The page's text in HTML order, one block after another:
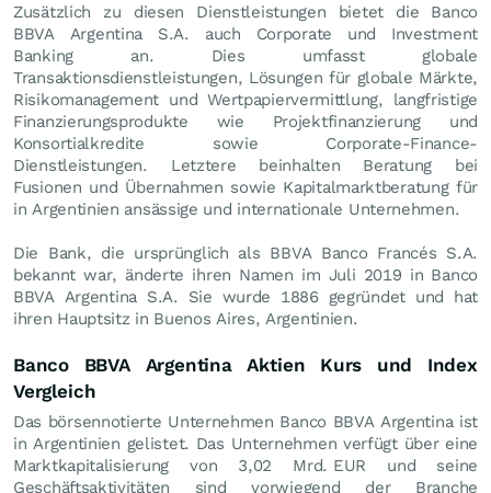
Zusätzlich zu diesen Dienstleistungen bietet die Banco
BBVA Argentina S.A. auch Corporate und Investment
Banking an. Dies umfasst globale
Transaktionsdienstleistungen, Lösungen für globale Märkte,
Risikomanagement und Wertpapiervermittlung, langfristige
Finanzierungsprodukte wie Projektfinanzierung und
Konsortialkredite sowie Corporate-Finance-
Dienstleistungen. Letztere beinhalten Beratung bei
Fusionen und Übernahmen sowie Kapitalmarktberatung für
in Argentinien ansässige und internationale Unternehmen.
Die Bank, die ursprünglich als BBVA Banco Francés S.A.
bekannt war, änderte ihren Namen im Juli 2019 in Banco
BBVA Argentina S.A. Sie wurde 1886 gegründet und hat
ihren Hauptsitz in Buenos Aires, Argentinien.
Banco BBVA Argentina Aktien Kurs und Index
Vergleich
Das börsennotierte Unternehmen Banco BBVA Argentina ist
in Argentinien gelistet. Das Unternehmen verfügt über eine
Marktkapitalisierung von 3,02 Mrd. EUR und seine
Geschäftsaktivitäten sind vorwiegend der Branche